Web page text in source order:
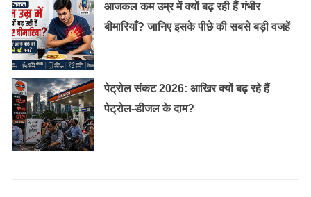
आजकल कम उम्र में क्यों बढ़ रही हैं गंभीर
बीमारियाँ? जानिए इसके पीछे की सबसे बड़ी वजहें
पेट्रोल संकट 2026: आखिर क्यों बढ़ रहे हैं
पेट्रोल-डीजल के दाम?